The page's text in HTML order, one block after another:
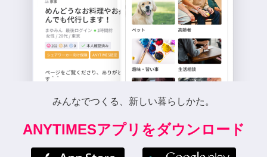
みんなでつくる、新しい暮らしかた。
ANYTIMESアプリをダウンロード